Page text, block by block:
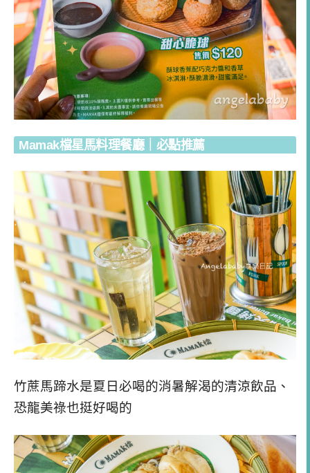
Mamak檔星馬料理餐廳｜必點推薦
竹蔗馬蹄水是夏日必喝的消暑解渴的清涼飲品、
恐龍美祿也挺好喝的